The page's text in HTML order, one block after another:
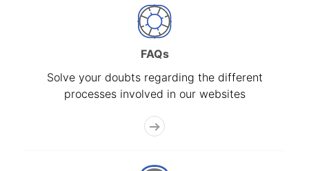
FAQs
Solve your doubts regarding the different
processes involved in our websites